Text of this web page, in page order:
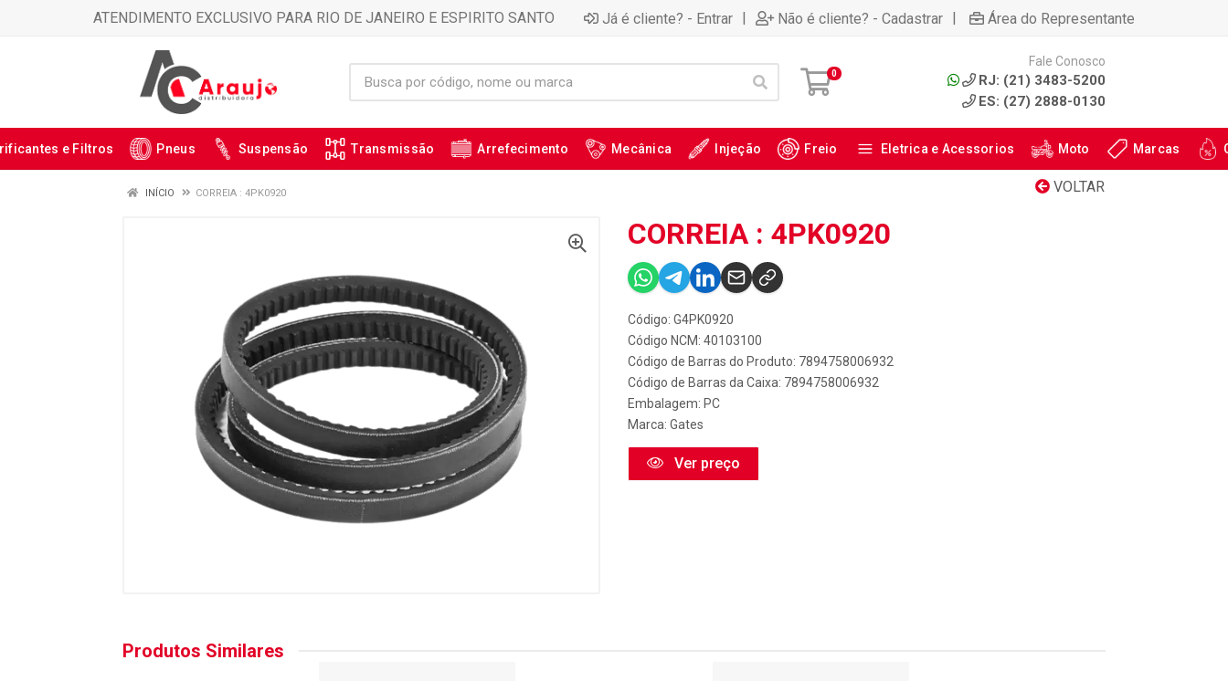
ATENDIMENTO EXCLUSIVO PARA RIO DE JANEIRO E ESPIRITO SANTO Já é cliente? - Entrar | Não é cliente? - Cadastrar | Área do Representante
0
Fale Conosco
RJ: (21) 3483-5200
ES: (27) 2888-0130
e Filtros Pneus Suspensão Transmissão Arrefecimento Mecânica Injeção Freio Eletrica e Acessorios Moto Marcas
VOLTAR
INÍCIO CORREIA : 4PK0920
CORREIA : 4PK0920
Código: G4PK0920
Código NCM: 40103100
Código de Barras do Produto: 7894758006932
Código de Barras da Caixa: 7894758006932
Embalagem: PC
Marca: Gates
Ver preço
Produtos Similares